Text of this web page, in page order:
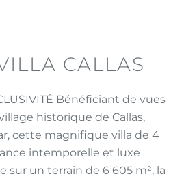
CALLAS
Bénéficiant de vues
historique de Callas,
cette magnifique villa de 4
intemporelle et luxe
sur un terrain de 6 605 m², la